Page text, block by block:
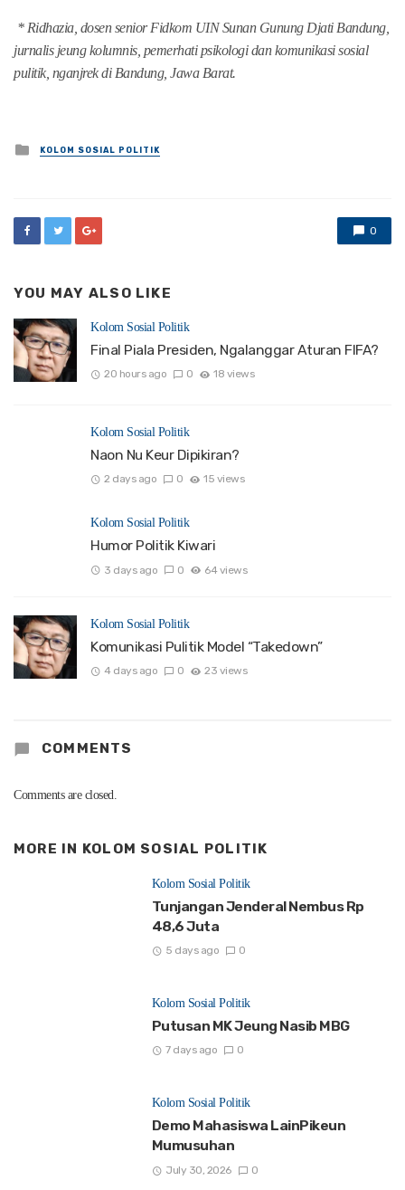
* Ridhazia, dosen senior Fidkom UIN Sunan Gunung Djati Bandung,
jurnalis jeung kolumnis, pemerhati psikologi dan komunikasi sosial
pulitik, nganjrek di Bandung, Jawa Barat.
Posted
in
KOLOM SOSIAL POLITIK
0
YOU MAY ALSO LIKE
Kolom Sosial Politik
Final Piala Presiden, Ngalanggar Aturan FIFA?
20 hours ago 0 18 views
Kolom Sosial Politik
Naon Nu Keur Dipikiran?
2 days ago 0 15 views
Kolom Sosial Politik
Humor Politik Kiwari
3 days ago 0 64 views
Kolom Sosial Politik
Komunikasi Pulitik Model “Takedown”
4 days ago 0 23 views
COMMENTS
Comments are closed.
MORE IN KOLOM SOSIAL POLITIK
Kolom Sosial Politik
Tunjangan Jenderal Nembus Rp
48,6 Juta
5 days ago 0
Kolom Sosial Politik
Putusan MK Jeung Nasib MBG
7 days ago 0
Kolom Sosial Politik
Demo Mahasiswa LainPikeun
Mumusuhan
July 30, 2026 0